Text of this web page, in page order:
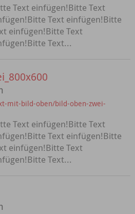
Text einfügen!Bitte Text
Text einfügen!Bitte
einfügen!Bitte Text
Text...
mit-bild-oben/bild-oben-zwei-
Text einfügen!Bitte Text
Text einfügen!Bitte
einfügen!Bitte Text
Text...